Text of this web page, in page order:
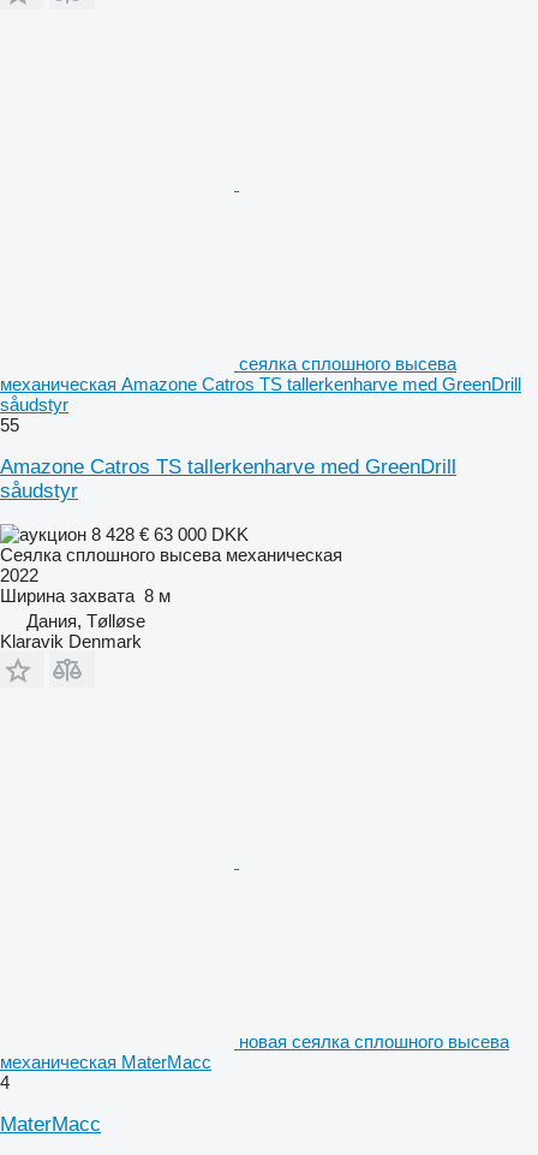
сеялка сплошного высева
механическая Amazone Catros TS tallerkenharve med GreenDrill
såudstyr
55
Amazone Catros TS tallerkenharve med GreenDrill
såudstyr
8 428 € 63 000 DKK
Сеялка сплошного высева механическая
2022
Ширина захвата 8 м
Дания, Tølløse
Klaravik Denmark
новая сеялка сплошного высева
механическая MaterMacc
4
MaterMacc